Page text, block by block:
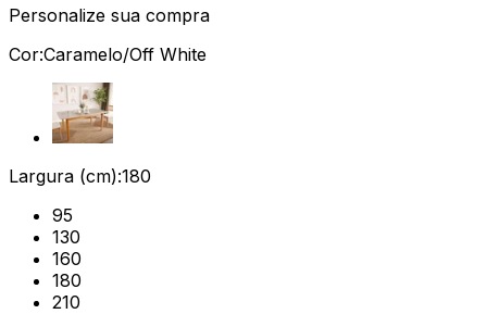
Personalize sua compra
Cor:Caramelo/Off White
Largura (cm):180
95
130
160
180
210